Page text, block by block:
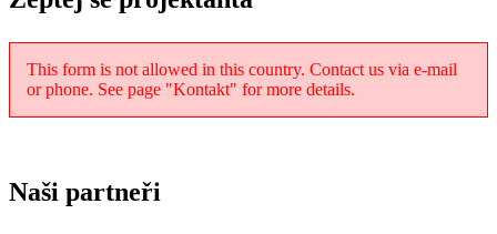
This form is not allowed in this country. Contact us via e-mail
or phone. See page "Kontakt" for more details.
Naši partneři